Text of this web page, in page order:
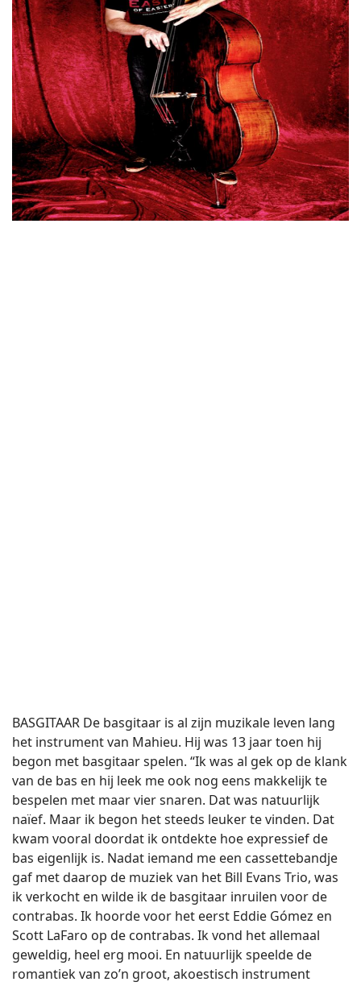
BASGITAAR De basgitaar is al zijn muzikale leven lang
het instrument van Mahieu. Hij was 13 jaar toen hij
begon met basgitaar spelen. “Ik was al gek op de klank
van de bas en hij leek me ook nog eens makkelijk te
bespelen met maar vier snaren. Dat was natuurlijk
naïef. Maar ik begon het steeds leuker te vinden. Dat
kwam vooral doordat ik ontdekte hoe expressief de
bas eigenlijk is. Nadat iemand me een cassettebandje
gaf met daarop de muziek van het Bill Evans Trio, was
ik verkocht en wilde ik de basgitaar inruilen voor de
contrabas. Ik hoorde voor het eerst Eddie Gómez en
Scott LaFaro op de contrabas. Ik vond het allemaal
geweldig, heel erg mooi. En natuurlijk speelde de
romantiek van zo’n groot, akoestisch instrument